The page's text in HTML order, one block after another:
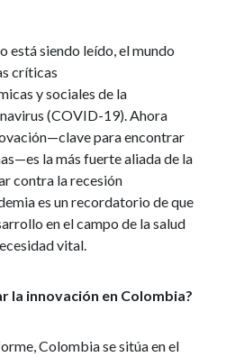
está siendo leído, el mundo
críticas
y sociales de la
(COVID-19). Ahora
para encontrar
la más fuerte aliada de la
contra la recesión
es un recordatorio de que
en el campo de la salud
vital.
la innovación en Colombia?
Colombia se sitúa en el